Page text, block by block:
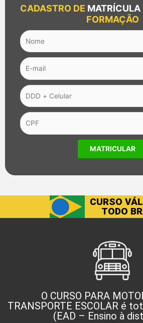
CADASTRO DE MATRÍCULA
FORMAÇÃO
CURSO
TODO
O CURSO PARA
TRANSPORTE ESCOLAR é
(EAD – Ensino à